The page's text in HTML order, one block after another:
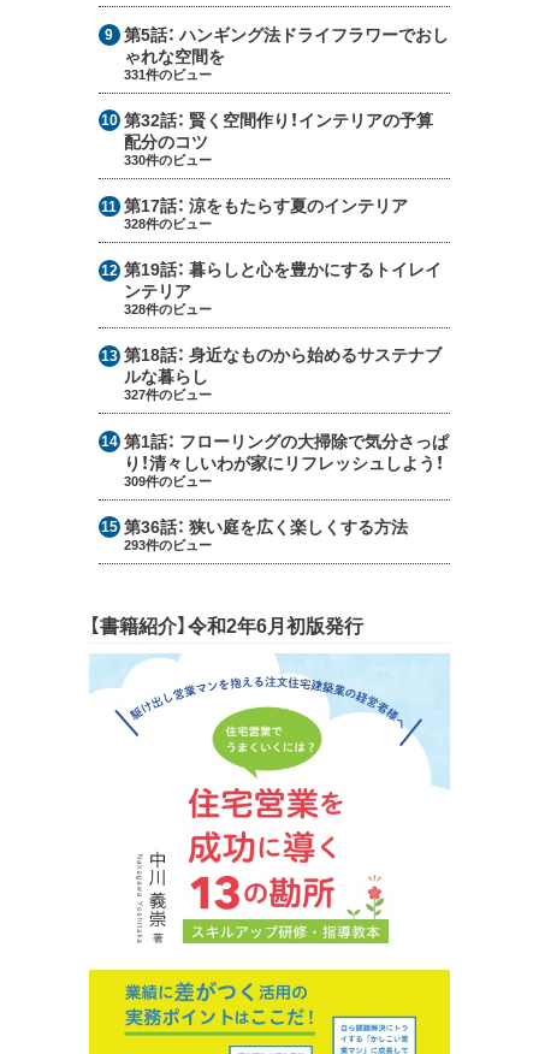
第5話：ハンギング法ドライフラワーでおし
ゃれな空間を
331件のビュー
第32話： 賢く空間作り！インテリアの予算
配分のコツ
330件のビュー
第17話：涼をもたらす夏のインテリア
328件のビュー
第19話：暮らしと心を豊かにするトイレイ
ンテリア
328件のビュー
第18話：身近なものから始めるサステナブ
ルな暮らし
327件のビュー
第1話： フローリングの大掃除で気分さっぱ
り！清々しいわが家にリフレッシュしよう！
309件のビュー
第36話：狭い庭を広く楽しくする方法
293件のビュー
【書籍紹介】令和2年6月初版発行